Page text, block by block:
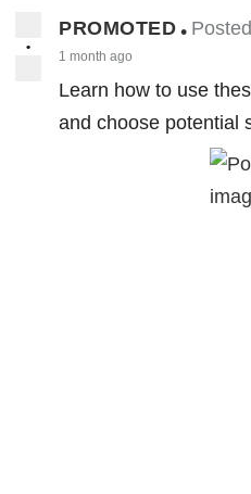
•
PROMOTED •
1 month ago
Learn how to use
and choose potential